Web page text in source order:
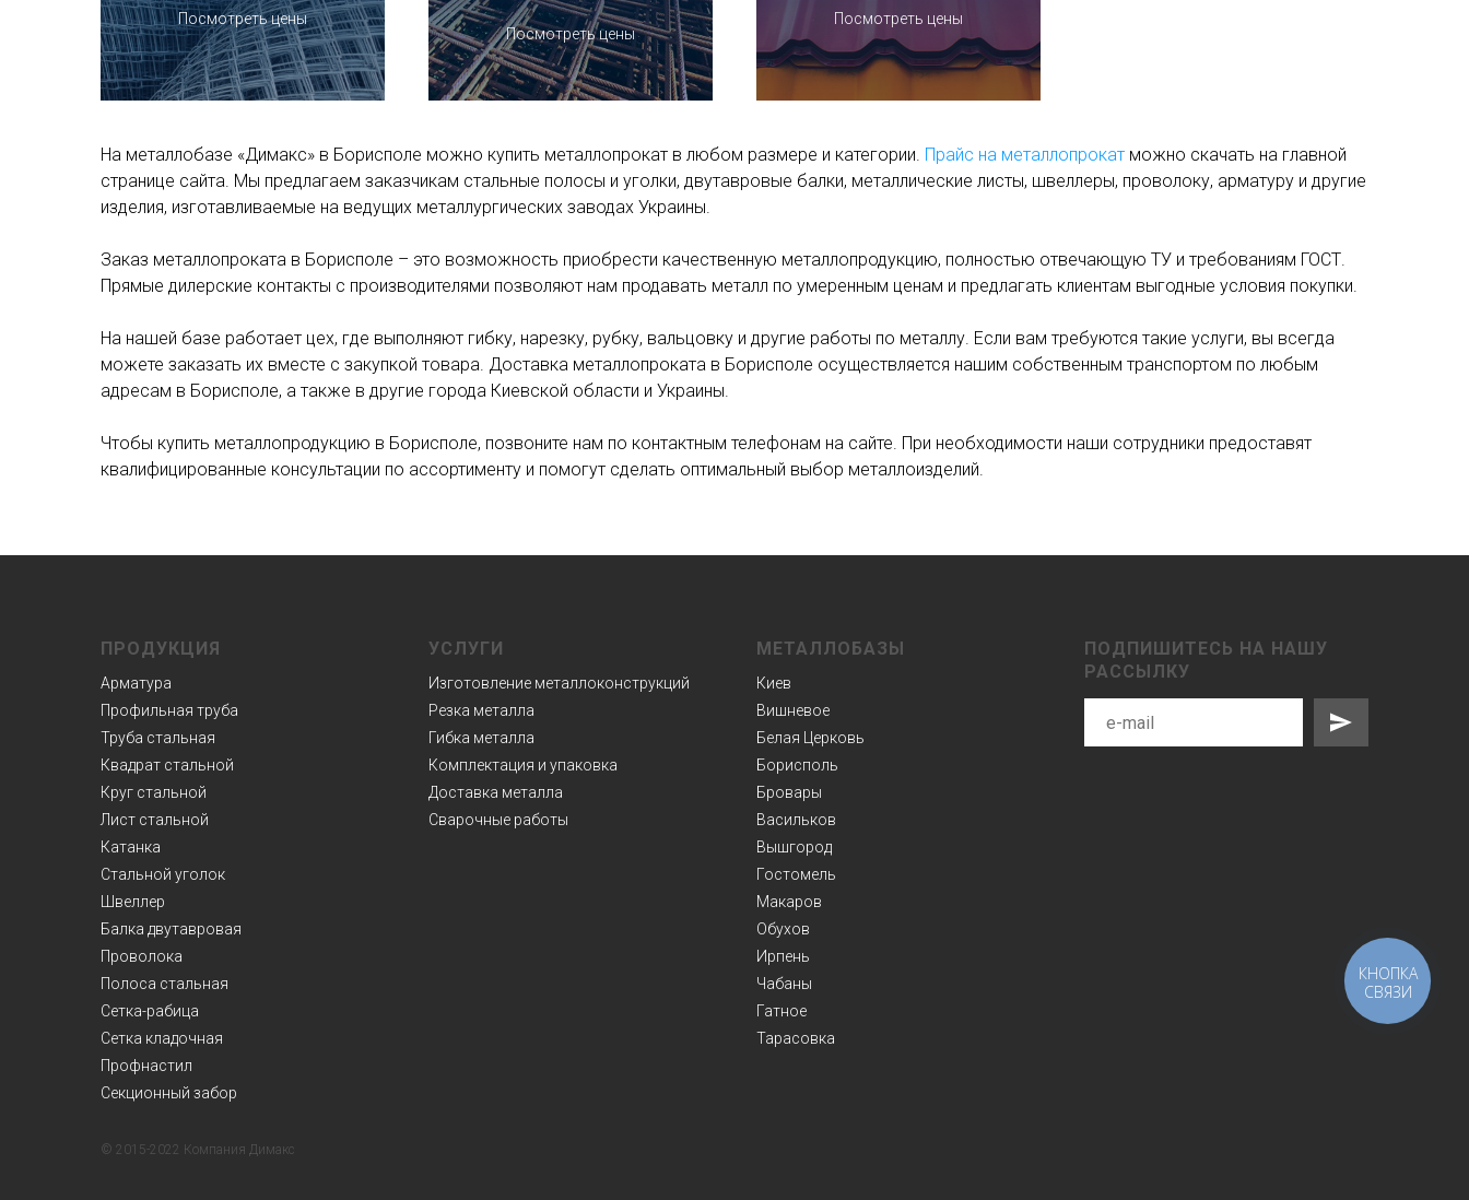
Посмотреть цены
Посмотреть цены
Посмотреть цены
На металлобазе «Димакс» в Борисполе можно купить металлопрокат в любом размере и категории. Прайс на металлопрокат можно скачать на главной
странице сайта. Мы предлагаем заказчикам стальные полосы и уголки, двутавровые балки, металлические листы, швеллеры, проволоку, арматуру и другие
изделия, изготавливаемые на ведущих металлургических заводах Украины.
Заказ металлопроката в Борисполе – это возможность приобрести качественную металлопродукцию, полностью отвечающую ТУ и требованиям ГОСТ.
Прямые дилерские контакты с производителями позволяют нам продавать металл по умеренным ценам и предлагать клиентам выгодные условия покупки.
На нашей базе работает цех, где выполняют гибку, нарезку, рубку, вальцовку и другие работы по металлу. Если вам требуются такие услуги, вы всегда
можете заказать их вместе с закупкой товара. Доставка металлопроката в Борисполе осуществляется нашим собственным транспортом по любым
адресам в Борисполе, а также в другие города Киевской области и Украины.
Чтобы купить металлопродукцию в Борисполе, позвоните нам по контактным телефонам на сайте. При необходимости наши сотрудники предоставят
квалифицированные консультации по ассортименту и помогут сделать оптимальный выбор металлоизделий.
ПРОДУКЦИЯ
Арматура
Профильная труба
Труба стальная
Квадрат стальной
Круг стальной
Лист стальной
Катанка
Стальной уголок
Швеллер
Балка двутавровая
Проволока
Полоса стальная
Сетка-рабица
Сетка кладочная
Профнастил
Секционный забор
УСЛУГИ
Изготовление металлоконструкций
Резка металла
Гибка металла
Комплектация и упаковка
Доставка металла
Сварочные работы
МЕТАЛЛОБАЗЫ
Киев
Вишневое
Белая Церковь
Борисполь
Бровары
Васильков
Вышгород
Гостомель
Макаров
Обухов
Ирпень
Чабаны
Гатное
Тарасовка
ПОДПИШИТЕСЬ НА НАШУ
РАССЫЛКУ
© 2015-2022 Компания Димакс
КНОПКА
СВЯЗИ